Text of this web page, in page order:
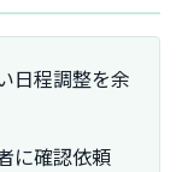
日程調整を余
に確認依頼